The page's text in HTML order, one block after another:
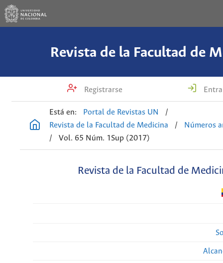
Revista de la Facultad de
Registrarse
Está en: Portal de Revistas UN
/
Revista de la Facultad de Medicina
/
Números
/
Vol. 65 Núm. 1Sup (2017)
Revista de la Facultad de